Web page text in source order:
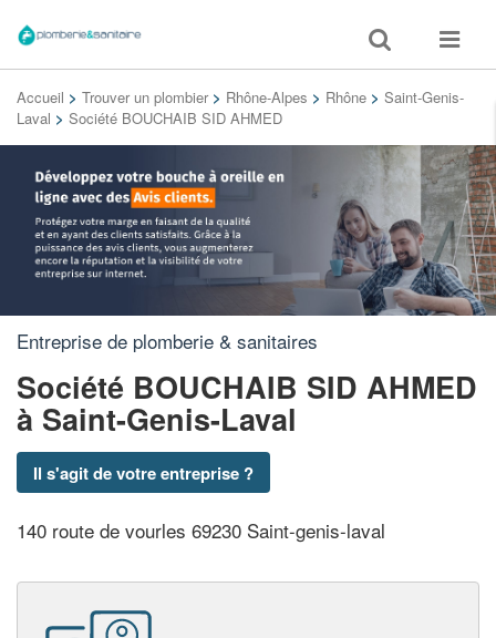
Toggle
search
Toggle
Accueil > Trouver un plombier > Rhône-Alpes > Rhône > Saint-Genis-
Laval > Société BOUCHAIB SID AHMED
Entreprise de plomberie & sanitaires
Société BOUCHAIB SID AHMED
à Saint-Genis-Laval
Il s'agit de votre entreprise ?
140 route de vourles 69230 Saint-genis-laval